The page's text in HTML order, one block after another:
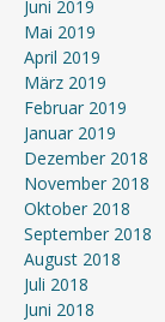
Juni 2019
Mai 2019
April 2019
März 2019
Februar 2019
Januar 2019
Dezember 2018
November 2018
Oktober 2018
September 2018
August 2018
Juli 2018
Juni 2018